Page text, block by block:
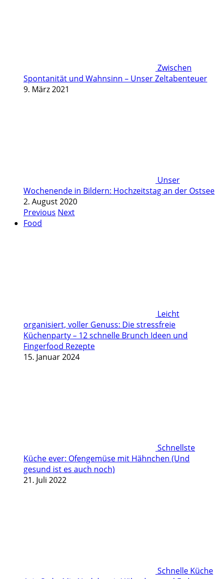
Zwischen
Spontanität und Wahnsinn – Unser Zeltabenteuer
9. März 2021
Unser
Wochenende in Bildern: Hochzeitstag an der Ostsee
2. August 2020
Previous Next
Food
Leicht
organisiert, voller Genuss: Die stressfreie
Küchenparty – 12 schnelle Brunch Ideen und
Fingerfood Rezepte
15. Januar 2024
Schnellste
Küche ever: Ofengemüse mit Hähnchen (Und
gesund ist es auch noch)
21. Juli 2022
Schnelle Küche